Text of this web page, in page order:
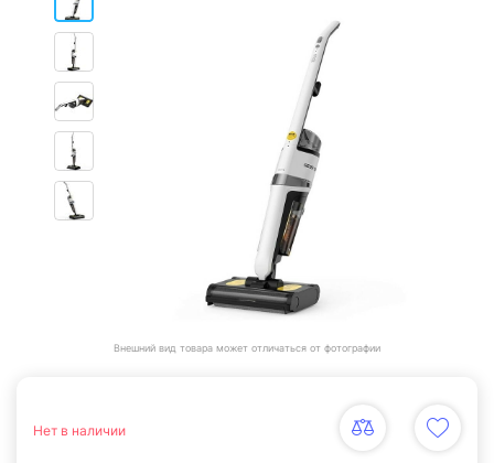
Внешний вид товара может отличаться от фотографии
Нет в наличии